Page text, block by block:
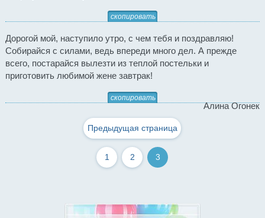
скопировать
Дорогой мой, наступило утро, с чем тебя и поздравляю!
Собирайся с силами, ведь впереди много дел. А прежде
всего, постарайся вылезти из теплой постельки и
приготовить любимой жене завтрак!
скопировать
Алина Огонек
Предыдущая страница
1 2 3